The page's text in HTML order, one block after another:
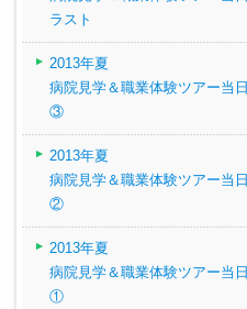
ラスト
2013年夏
病院見学＆職業体験ツアー当日
③
2013年夏
病院見学＆職業体験ツアー当日
②
2013年夏
病院見学＆職業体験ツアー当日
①